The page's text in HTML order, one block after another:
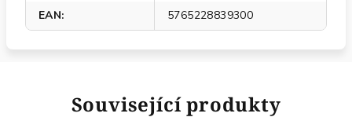
EAN: 5765228839300
Související produkty